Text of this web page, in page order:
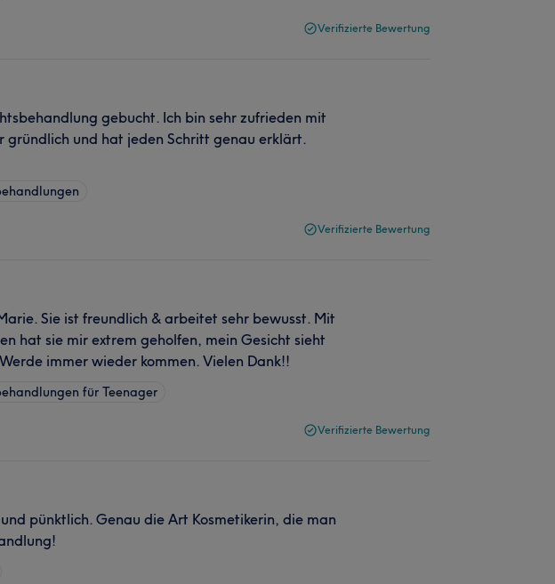
Verifizierte Bewertung
gebucht. Ich bin sehr zufrieden mit
gründlich und hat jeden Schritt genau erklärt.
Verifizierte Bewertung
Sie ist freundlich & arbeitet sehr bewusst. Mit
hat sie mir extrem geholfen, mein Gesicht sieht
immer wieder kommen. Vielen Dank!!
für Teenager
Verifizierte Bewertung
pünktlich. Genau die Art Kosmetikerin, die man